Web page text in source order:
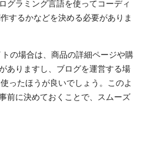
グラミング言語を使ってコーディ
するかなどを決める必要がありま
の場合は、商品の詳細ページや購
ありますし、ブログを運営する場
ったほうが良いでしょう。このよ
前に決めておくことで、スムーズ